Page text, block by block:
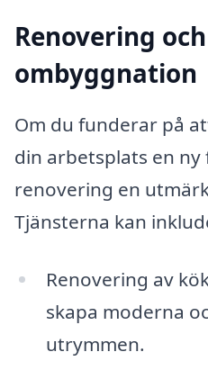
Renovering och
ombyggnation
Om du funderar på
din arbetsplats en ny
renovering en
Tjänsterna kan
Renovering av
skapa moderna
utrymmen.